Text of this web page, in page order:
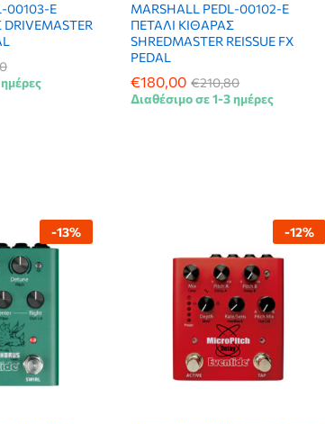
00103-E
MARSHALL PEDL-00102-E
ΠΕΤΑΛΙ ΚΙΘΑΡΑΣ
SHREDMASTER REISSUE FX
PEDAL
€180,00 €210,80
€180,00 €210,80
Διαθέσιμο σε 1-3 ημέρες
-13% -12%